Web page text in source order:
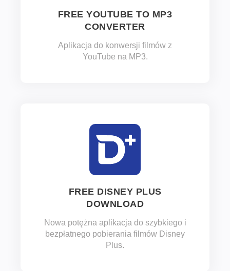
FREE YOUTUBE TO MP3
CONVERTER
Aplikacja do konwersji filmów z
YouTube na MP3.
FREE DISNEY PLUS
DOWNLOAD
Nowa potężna aplikacja do szybkiego i
bezpłatnego pobierania filmów Disney
Plus.